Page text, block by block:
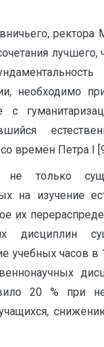
ректора
лучшего,
необходимо
с
времён Петра I
только
на изучение
их
дисциплин
учебных часов в
20 % при